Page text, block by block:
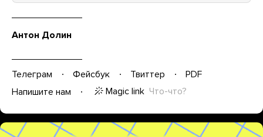
Антон Долин
Телеграм Фейсбук Твиттер
PDF
Напишите нам
Magic link Что-что?